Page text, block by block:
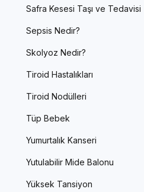
Safra Kesesi Taşı ve Tedavisi
Sepsis Nedir?
Skolyoz Nedir?
Tiroid Hastalıkları
Tiroid Nodülleri
Tüp Bebek
Yumurtalık Kanseri
Yutulabilir Mide Balonu
Yüksek Tansiyon